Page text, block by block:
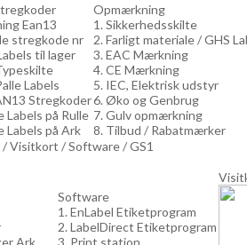
Ean13
stregkode nr
til lager
Labels
Stregkoder
Labels på Rulle
Labels på Ark
Opmærkning
1. Sikkerhedsskilte
2. Farligt materiale / GHS
3. EAC Mærkning
4. CE Mærkning
5. IEC, Elektrisk udstyr
6. Øko og Genbrug
7. Gulv opmærkning
8. Tilbud / Rabatmærker
Visitkort / Software / GS1
Ark
Software
1. EnLabel Etiketprogram
2. LabelDirect Etiketprogram
3. Print station